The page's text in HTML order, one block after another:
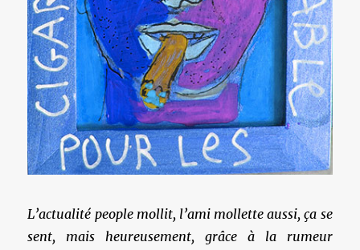
L’actualité people mollit, l’ami mollette aussi, ça se
sent, mais heureusement, grâce à la rumeur